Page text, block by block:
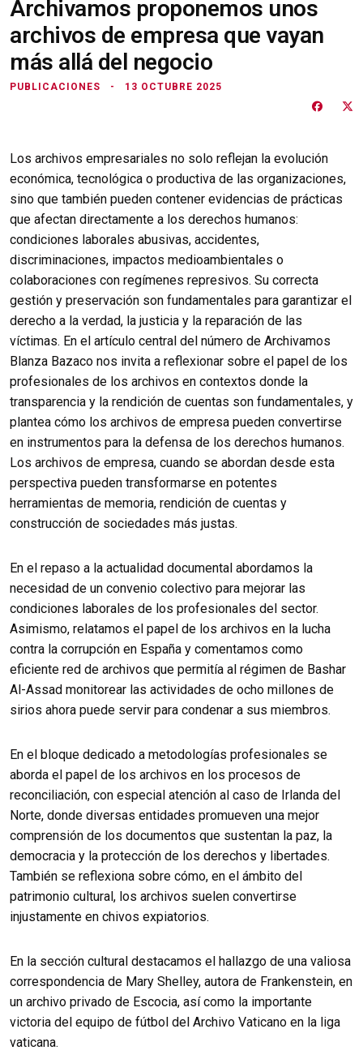
Archivamos proponemos unos
archivos de empresa que vayan
más allá del negocio
PUBLICACIONES 13 OCTUBRE 2025
Los archivos empresariales no solo reflejan la evolución
económica, tecnológica o productiva de las organizaciones,
sino que también pueden contener evidencias de prácticas
que afectan directamente a los derechos humanos:
condiciones laborales abusivas, accidentes,
discriminaciones, impactos medioambientales o
colaboraciones con regímenes represivos. Su correcta
gestión y preservación son fundamentales para garantizar el
derecho a la verdad, la justicia y la reparación de las
víctimas. En el artículo central del número de Archivamos
Blanza Bazaco nos invita a reflexionar sobre el papel de los
profesionales de los archivos en contextos donde la
transparencia y la rendición de cuentas son fundamentales, y
plantea cómo los archivos de empresa pueden convertirse
en instrumentos para la defensa de los derechos humanos.
Los archivos de empresa, cuando se abordan desde esta
perspectiva pueden transformarse en potentes
herramientas de memoria, rendición de cuentas y
construcción de sociedades más justas.
En el repaso a la actualidad documental abordamos la
necesidad de un convenio colectivo para mejorar las
condiciones laborales de los profesionales del sector.
Asimismo, relatamos el papel de los archivos en la lucha
contra la corrupción en España y comentamos como
eficiente red de archivos que permitía al régimen de Bashar
Al-Assad monitorear las actividades de ocho millones de
sirios ahora puede servir para condenar a sus miembros.
En el bloque dedicado a metodologías profesionales se
aborda el papel de los archivos en los procesos de
reconciliación, con especial atención al caso de Irlanda del
Norte, donde diversas entidades promueven una mejor
comprensión de los documentos que sustentan la paz, la
democracia y la protección de los derechos y libertades.
También se reflexiona sobre cómo, en el ámbito del
patrimonio cultural, los archivos suelen convertirse
injustamente en chivos expiatorios.
En la sección cultural destacamos el hallazgo de una valiosa
correspondencia de Mary Shelley, autora de Frankenstein, en
un archivo privado de Escocia, así como la importante
victoria del equipo de fútbol del Archivo Vaticano en la liga
vaticana.